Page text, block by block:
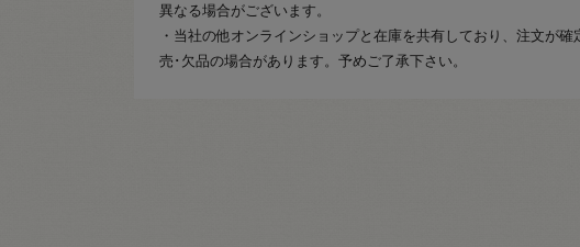
異なる場合がございます。
・当社の他オンラインショップと在庫を共有しており、注文が確
売･欠品の場合があります。予めご了承下さい。